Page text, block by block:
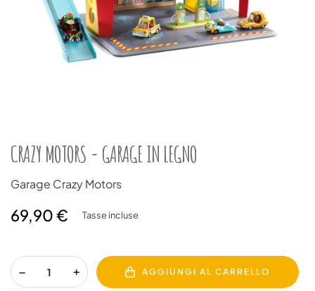
CRAZY MOTORS - GARAGE IN LEGNO
Garage Crazy Motors
69,90 € Tasse incluse
AGGIUNGI AL CARRELLO